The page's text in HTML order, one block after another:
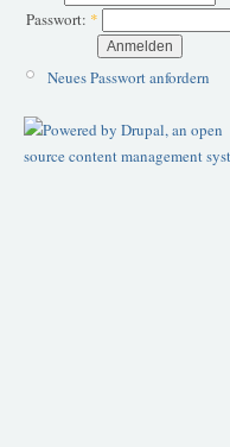
Passwort: *
Neues Passwort anfordern